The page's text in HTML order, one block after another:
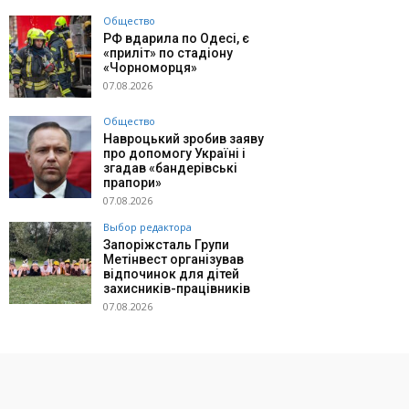
Общество
РФ вдарила по Одесі, є
«приліт» по стадіону
«Чорноморця»
07.08.2026
Общество
Навроцький зробив заяву
про допомогу Україні і
згадав «бандерівські
прапори»
07.08.2026
Выбор редактора
Запоріжсталь Групи
Метінвест організував
відпочинок для дітей
захисників-працівників
07.08.2026